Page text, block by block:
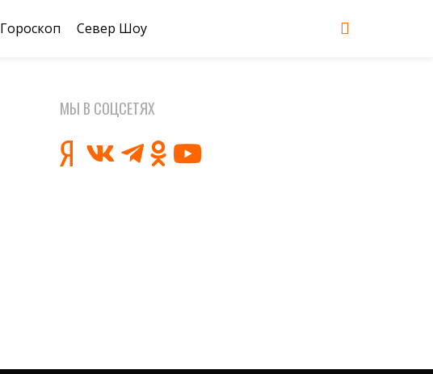
Гороскоп Север Шоу
МЫ В СОЦСЕТЯХ